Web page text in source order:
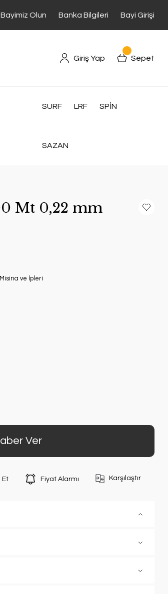
Bayimiz Olun Banka Bilgileri Bayi Girişi
Giriş Yap Sepet
SURF LRF SPİN
SAZAN
Mt 0,22 mm
ve İpleri
Ver
Et Fiyat Alarmı Karşılaştır